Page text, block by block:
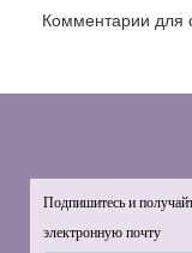
Комментарии для
Подпишитесь и
электронную почту